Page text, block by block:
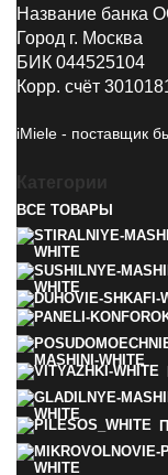
Название банка
Город г. Москва
БИК 044525104
Корр. счёт
iMiele - поставщик
Категории
ВСЕ ТОВАРЫ